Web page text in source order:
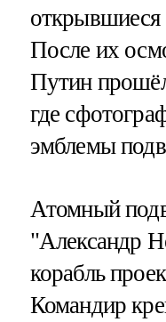
открывшиеся
После их
Путин
где
эмблемы
Атомный
"Александр
корабль
Командир